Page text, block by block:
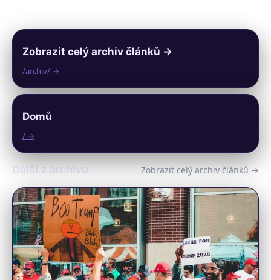
Zobrazit celý archiv článků →
/archiv/ →
Domů
/ →
Další z archivu Zobrazit celý archiv článků →